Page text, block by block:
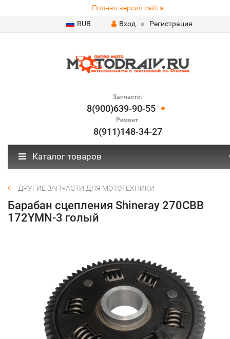
Полная версия сайта
RUB
Вход Регистрация
Запчасти:
8(900)639-90-55
Ремонт:
8(911)148-34-27
Каталог товаров
ДРУГИЕ ЗАПЧАСТИ ДЛЯ МОТОТЕХНИКИ
Барабан сцепления Shineray 270CBB
172YMN-3 голый